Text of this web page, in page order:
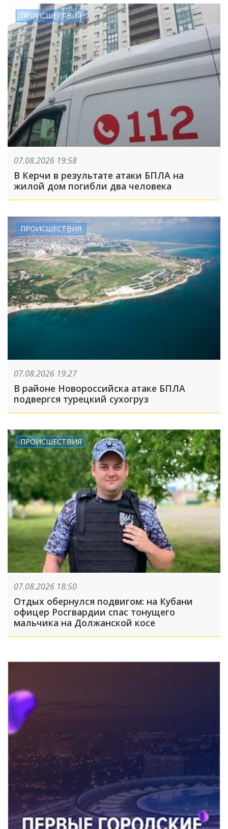
ПРОИСШЕСТВИЯ
07.08.2026 19:58
В Керчи в результате атаки БПЛА на
жилой дом погибли два человека
ПРОИСШЕСТВИЯ
07.08.2026 19:27
В районе Новороссийска атаке БПЛА
подвергся турецкий сухогруз
ПРОИСШЕСТВИЯ
07.08.2026 18:50
Отдых обернулся подвигом: на Кубани
офицер Росгвардии спас тонущего
мальчика на Должанской косе